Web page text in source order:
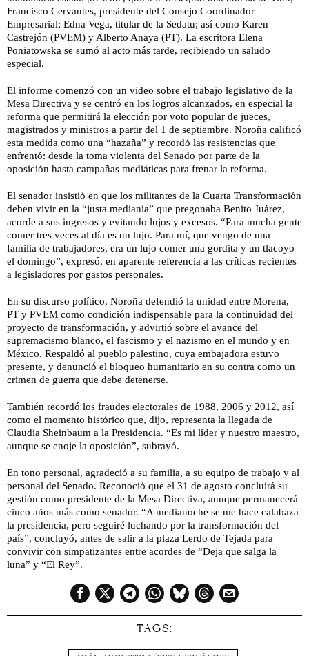
Francisco Cervantes, presidente del Consejo Coordinador
Empresarial; Edna Vega, titular de la Sedatu; así como Karen
Castrejón (PVEM) y Alberto Anaya (PT). La escritora Elena
Poniatowska se sumó al acto más tarde, recibiendo un saludo
especial.
El informe comenzó con un video sobre el trabajo legislativo de la
Mesa Directiva y se centró en los logros alcanzados, en especial la
reforma que permitirá la elección por voto popular de jueces,
magistrados y ministros a partir del 1 de septiembre. Noroña calificó
esta medida como una “hazaña” y recordó las resistencias que
enfrentó: desde la toma violenta del Senado por parte de la
oposición hasta campañas mediáticas para frenar la reforma.
El senador insistió en que los militantes de la Cuarta Transformación
deben vivir en la “justa medianía” que pregonaba Benito Juárez,
acorde a sus ingresos y evitando lujos y excesos. “Para mucha gente
comer tres veces al día es un lujo. Para mí, que vengo de una
familia de trabajadores, era un lujo comer una gordita y un tlacoyo
el domingo”, expresó, en aparente referencia a las críticas recientes
a legisladores por gastos personales.
En su discurso político, Noroña defendió la unidad entre Morena,
PT y PVEM como condición indispensable para la continuidad del
proyecto de transformación, y advirtió sobre el avance del
supremacismo blanco, el fascismo y el nazismo en el mundo y en
México. Respaldó al pueblo palestino, cuya embajadora estuvo
presente, y denunció el bloqueo humanitario en su contra como un
crimen de guerra que debe detenerse.
También recordó los fraudes electorales de 1988, 2006 y 2012, así
como el momento histórico que, dijo, representa la llegada de
Claudia Sheinbaum a la Presidencia. “Es mi líder y nuestro maestro,
aunque se enoje la oposición”, subrayó.
En tono personal, agradeció a su familia, a su equipo de trabajo y al
personal del Senado. Reconoció que el 31 de agosto concluirá su
gestión como presidente de la Mesa Directiva, aunque permanecerá
cinco años más como senador. “A medianoche se me hace calabaza
la presidencia, pero seguiré luchando por la transformación del
país”, concluyó, antes de salir a la plaza Lerdo de Tejada para
convivir con simpatizantes entre acordes de “Deja que salga la
luna” y “El Rey”.
TAGS: